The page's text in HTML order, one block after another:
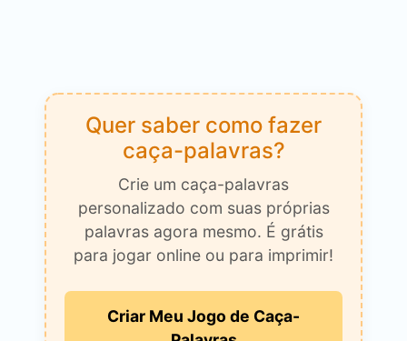
Quer saber como fazer
caça-palavras?
Crie um caça-palavras
personalizado com suas próprias
palavras agora mesmo. É grátis
para jogar online ou para imprimir!
Criar Meu Jogo de Caça-